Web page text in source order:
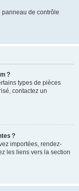
panneau de contrôle
?
types de pièces
contactez un
?
importées, rendez-
les liens vers la section